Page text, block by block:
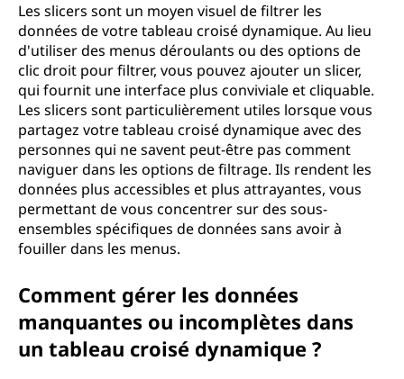
Les slicers sont un moyen visuel de filtrer les
données de votre tableau croisé dynamique. Au lieu
d'utiliser des menus déroulants ou des options de
clic droit pour filtrer, vous pouvez ajouter un slicer,
qui fournit une interface plus conviviale et cliquable.
Les slicers sont particulièrement utiles lorsque vous
partagez votre tableau croisé dynamique avec des
personnes qui ne savent peut-être pas comment
naviguer dans les options de filtrage. Ils rendent les
données plus accessibles et plus attrayantes, vous
permettant de vous concentrer sur des sous-
ensembles spécifiques de données sans avoir à
fouiller dans les menus.
Comment gérer les données
manquantes ou incomplètes dans
un tableau croisé dynamique ?